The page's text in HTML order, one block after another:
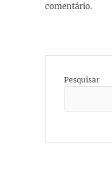
comentário.
Pesquisar